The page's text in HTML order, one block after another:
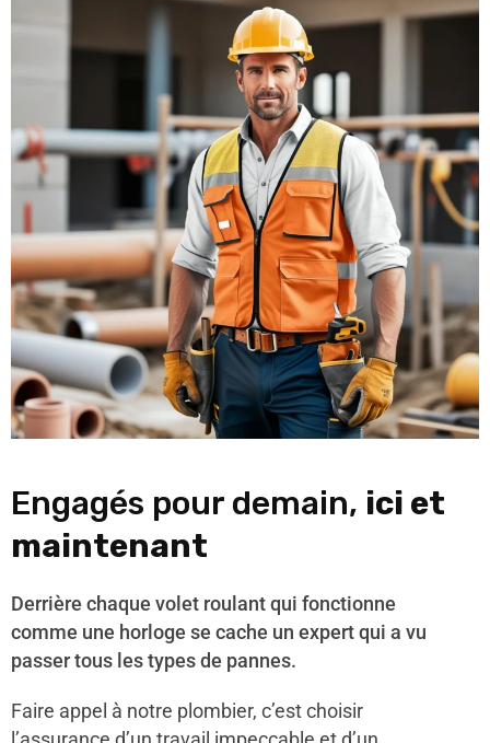
Engagés pour demain, ici et
maintenant
Derrière chaque volet roulant qui fonctionne
comme une horloge se cache un expert qui a vu
passer tous les types de pannes.
Faire appel à notre plombier, c’est choisir